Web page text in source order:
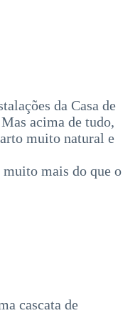
da Casa de
acima de tudo,
muito natural e
mais do que o
cascata de